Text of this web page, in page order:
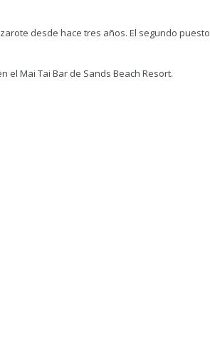
desde hace tres años. El segundo
Mai Tai Bar de Sands Beach Resort.